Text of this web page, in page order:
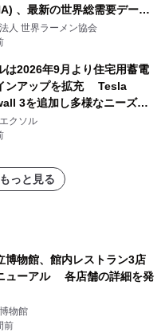
、最新の世界総需要データ
人 世界ラーメン協会
は2026年9月より住宅用蓄電
ンアップを拡充 Tesla
3を追加し多様なニーズに
案体制を強化
クソル
っと見る
博物館、館内レストラン3店
ューアル 各店舗の詳細を発
物館
前